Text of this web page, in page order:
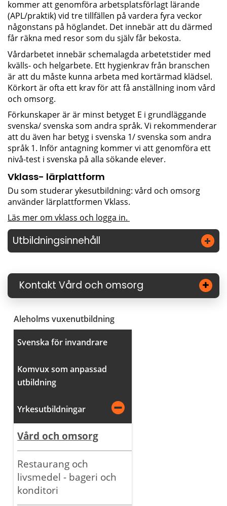
kommer att genomföra arbetsplatsförlagt lärande
(APL/praktik) vid tre tillfällen på vardera fyra veckor
någonstans på höglandet. Det innebär att du därmed
får räkna med resor som du själv får bekosta.
Vårdarbetet innebär schemalagda arbetetstider med
kvälls- och helgarbete. Ett hygienkrav från branschen
är att du måste kunna arbeta med kortärmad klädsel.
Körkort är ofta ett krav för att få anställning inom vård
och omsorg.
Förkunskaper är är minst betyget E i grundläggande
svenska/ svenska som andra språk. Vi rekommenderar
att du även har betyg i svenska 1/ svenska som andra
språk 1. Inför antagning kommer vi att genomföra ett
nivå-test i svenska på alla sökande elever.
Vklass- lärplattform
Du som studerar ykesutbildning: vård och omsorg
använder lärplattformen Vklass.
Läs mer om vklass och logga in.
Utbildningsinnehåll
Kontakt Vård och omsorg
Aleholms vuxenutbildning
Svenska för invandrare
Komvux som anpassad
utbildning
Yrkesutbildningar
Vård och omsorg
Restaurang och
livsmedel - bageri och
konditori